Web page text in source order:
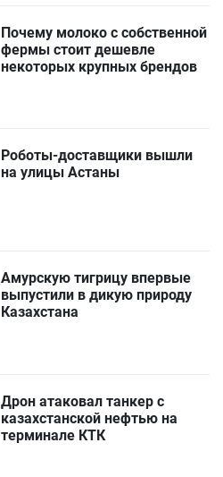
Почему молоко с собственной
фермы стоит дешевле
некоторых крупных брендов
Роботы-доставщики вышли
на улицы Астаны
Амурскую тигрицу впервые
выпустили в дикую природу
Казахстана
Дрон атаковал танкер с
казахстанской нефтью на
терминале КТК